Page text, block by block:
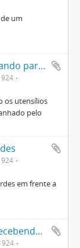
um
Peter Henry Rolfs palestrando para visitantes
os utensílios
pelo
em frente a
P. H. Rolfs e sua esposa recebendo Arthur Bernardes